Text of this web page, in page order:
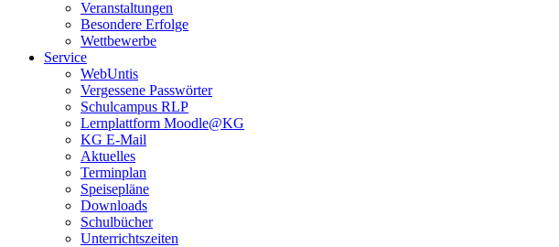
Veranstaltungen
Besondere Erfolge
Wettbewerbe
Service
WebUntis
Vergessene Passwörter
Schulcampus RLP
Lernplattform Moodle@KG
KG E-Mail
Aktuelles
Terminplan
Speisepläne
Downloads
Schulbücher
Unterrichtszeiten